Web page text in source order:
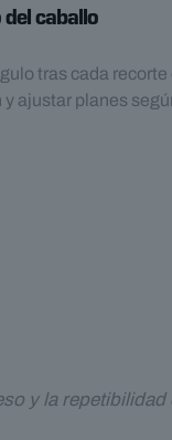
caballo
tras cada recorte
ajustar planes
y la repetibilidad